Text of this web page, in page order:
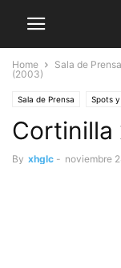
Home Sala de Prensa
(2003)
Sala de Prensa Spots
Cortinilla
By xhglc - noviembre